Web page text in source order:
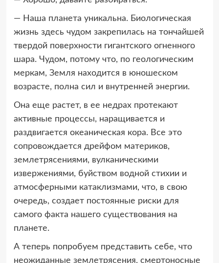
— Наша планета уникальна. Биологическая
жизнь здесь чудом закрепилась на тончайшей
твердой поверхности гигантского огненного
шара. Чудом, потому что, по геологическим
меркам, Земля находится в юношеском
возрасте, полна сил и внутренней энергии.
Она еще растет, в ее недрах протекают
активные процессы, наращивается и
раздвигается океаническая кора. Все это
сопровождается дрейфом материков,
землетрясениями, вулканическими
извержениями, буйством водной стихии и
атмосферными катаклизмами, что, в свою
очередь, создает постоянные риски для
самого факта нашего существования на
планете.
А теперь попробуем представить себе, что
неожиданные землетрясения, смертоносные